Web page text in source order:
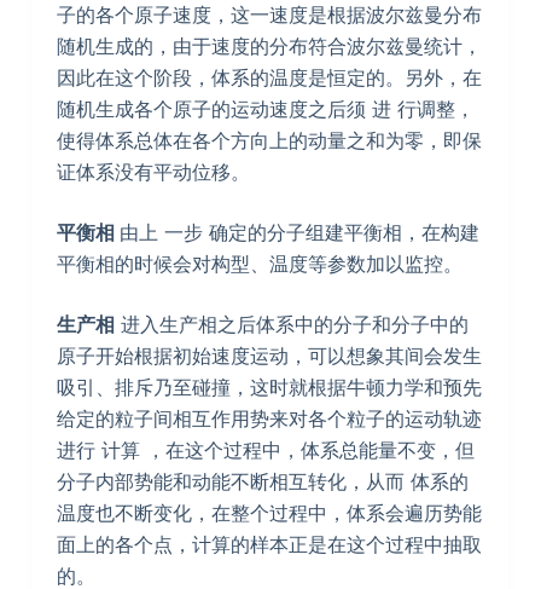
子的各个原子速度，这一速度是根据波尔兹曼分布
随机生成的，由于速度的分布符合波尔兹曼统计，
因此在这个阶段，体系的温度是恒定的。另外，在
随机生成各个原子的运动速度之后须 进 行调整，
使得体系总体在各个方向上的动量之和为零，即保
证体系没有平动位移。
平衡相 由上 一步 确定的分子组建平衡相，在构建
平衡相的时候会对构型、温度等参数加以监控。
生产相 进入生产相之后体系中的分子和分子中的
原子开始根据初始速度运动，可以想象其间会发生
吸引、排斥乃至碰撞，这时就根据牛顿力学和预先
给定的粒子间相互作用势来对各个粒子的运动轨迹
进行 计算 ，在这个过程中，体系总能量不变，但
分子内部势能和动能不断相互转化，从而 体系的
温度也不断变化，在整个过程中，体系会遍历势能
面上的各个点，计算的样本正是在这个过程中抽取
的。